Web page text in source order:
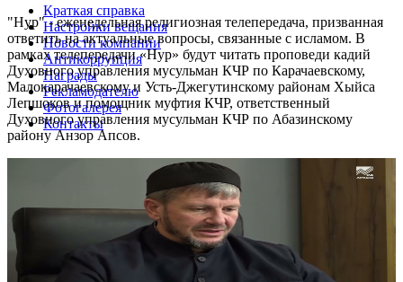
Краткая справка
Настройки вещания
Новости компании
Антикоррупция
Награды
Рекламодателю
Фотогалерея
Контакты
"Нур" - еженедельная религиозная телепередача, призванная
ответить на актуальные вопросы, связанные с исламом. В
рамках телепередачи «Нур» будут читать проповеди кадий
Духовного управления мусульман КЧР по Карачаевскому,
Малокарачаевскому и Усть-Джегутинскому районам Хыйса
Лепшоков и помощник муфтия КЧР, ответственный
Духовного управления мусульман КЧР по Абазинскому
району Анзор Апсов.